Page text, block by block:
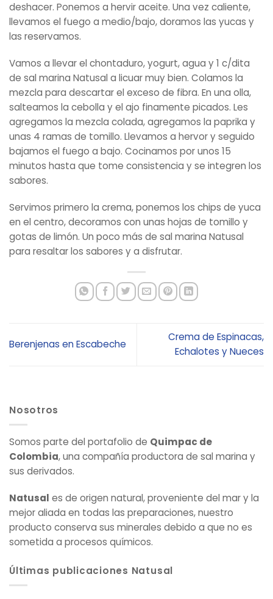
deshacer. Ponemos a hervir aceite. Una vez caliente,
llevamos el fuego a medio/bajo, doramos las yucas y
las reservamos.
Vamos a llevar el chontaduro, yogurt, agua y 1 c/dita
de sal marina Natusal a licuar muy bien. Colamos la
mezcla para descartar el exceso de fibra. En una olla,
salteamos la cebolla y el ajo finamente picados. Les
agregamos la mezcla colada, agregamos la paprika y
unas 4 ramas de tomillo. Llevamos a hervor y seguido
bajamos el fuego a bajo. Cocinamos por unos 15
minutos hasta que tome consistencia y se integren los
sabores.
Servimos primero la crema, ponemos los chips de yuca
en el centro, decoramos con unas hojas de tomillo y
gotas de limón. Un poco más de sal marina Natusal
para resaltar los sabores y a disfrutar.
Berenjenas en Escabeche
Crema de Espinacas,
Echalotes y Nueces
Nosotros
Somos parte del portafolio de Quimpac de
Colombia, una compañía productora de sal marina y
sus derivados.
Natusal es de origen natural, proveniente del mar y la
mejor aliada en todas las preparaciones, nuestro
producto conserva sus minerales debido a que no es
sometida a procesos químicos.
Últimas publicaciones Natusal